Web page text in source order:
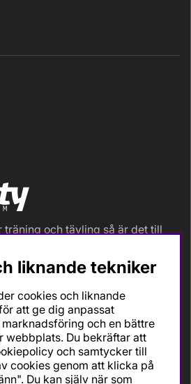
och tävling så är det till
cykelaffär med hög
som jobbar är inbitna cyklister
din bästa cykelaffär på
liknande tekniker
cookies och liknande
att ge dig anpassat
och en bättre
webbplats. Du bekräftar att
och samtycker till
cookies genom att klicka på
Du kan själv när som